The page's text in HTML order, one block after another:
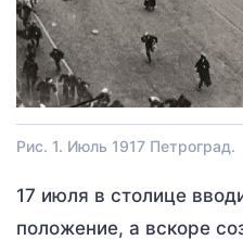
Рис. 1. Июль 1917 Петроград.
17 июля в столице
положение, а вскоре